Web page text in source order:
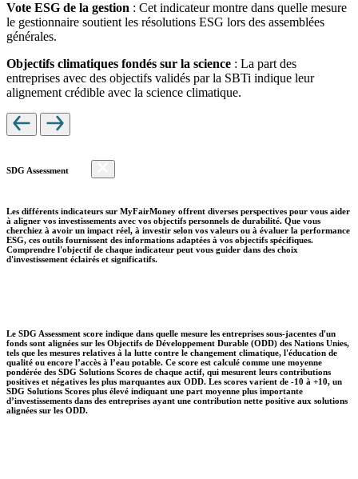
Vote ESG de la gestion : Cet indicateur montre dans quelle mesure
le gestionnaire soutient les résolutions ESG lors des assemblées
générales.
Objectifs climatiques fondés sur la science : La part des
entreprises avec des objectifs validés par la SBTi indique leur
alignement crédible avec la science climatique.
SDG Assessment
Les différents indicateurs sur MyFairMoney offrent diverses perspectives pour vous aider
à aligner vos investissements avec vos objectifs personnels de durabilité. Que vous
cherchiez à avoir un impact réel, à investir selon vos valeurs ou à évaluer la performance
ESG, ces outils fournissent des informations adaptées à vos objectifs spécifiques.
Comprendre l'objectif de chaque indicateur peut vous guider dans des choix
d'investissement éclairés et significatifs.
Le SDG Assessment score indique dans quelle mesure les entreprises sous-jacentes d'un
fonds sont alignées sur les Objectifs de Développement Durable (ODD) des Nations Unies,
tels que les mesures relatives à la lutte contre le changement climatique, l'éducation de
qualité ou encore l’accès à l’eau potable. Ce score est calculé comme une moyenne
pondérée des SDG Solutions Scores de chaque actif, qui mesurent leurs contributions
positives et négatives les plus marquantes aux ODD. Les scores varient de -10 à +10, un
SDG Solutions Scores plus élevé indiquant une part moyenne plus importante
d’investissements dans des entreprises ayant une contribution nette positive aux solutions
alignées sur les ODD.